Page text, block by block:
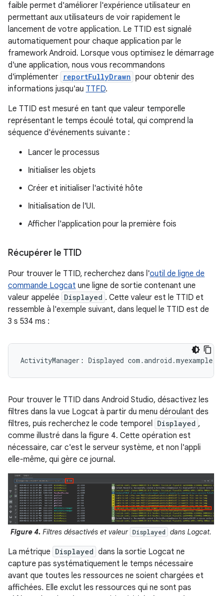
faible permet d'améliorer l'expérience utilisateur en
permettant aux utilisateurs de voir rapidement le
lancement de votre application. Le TTID est signalé
automatiquement pour chaque application par le
framework Android. Lorsque vous optimisez le démarrage
d'une application, nous vous recommandons
d'implémenter reportFullyDrawn pour obtenir des
informations jusqu'au TTFD.
Le TTID est mesuré en tant que valeur temporelle
représentant le temps écoulé total, qui comprend la
séquence d'événements suivante :
Lancer le processus
Initialiser les objets
Créer et initialiser l'activité hôte
Initialisation de l'UI.
Afficher l'application pour la première fois
Récupérer le TTID
Pour trouver le TTID, recherchez dans l'outil de ligne de
commande Logcat une ligne de sortie contenant une
valeur appelée Displayed . Cette valeur est le TTID et
ressemble à l'exemple suivant, dans lequel le TTID est de
3 s 534 ms :
Pour trouver le TTID dans Android Studio, désactivez les
filtres dans la vue Logcat à partir du menu déroulant des
filtres, puis recherchez le code temporel Displayed ,
comme illustré dans la figure 4. Cette opération est
nécessaire, car c'est le serveur système, et non l'appli
elle-même, qui gère ce journal.
Figure 4. Filtres désactivés et valeur Displayed dans Logcat.
La métrique Displayed dans la sortie Logcat ne
capture pas systématiquement le temps nécessaire
avant que toutes les ressources ne soient chargées et
affichées. Elle exclut les ressources qui ne sont pas